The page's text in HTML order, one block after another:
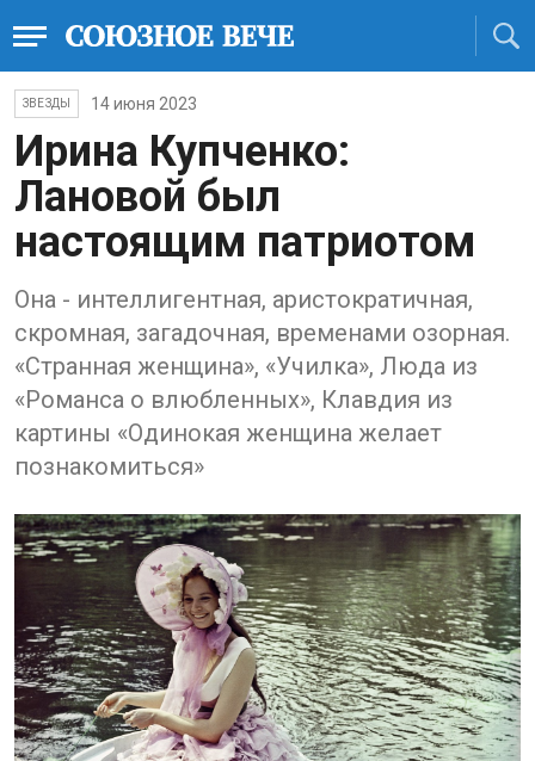
ЗВЕЗДЫ 14 июня 2023
Ирина Купченко:
Лановой был
настоящим патриотом
Она - интеллигентная, аристократичная,
скромная, загадочная, временами озорная.
«Странная женщина», «Училка», Люда из
«Романса о влюбленных», Клавдия из
картины «Одинокая женщина желает
познакомиться»